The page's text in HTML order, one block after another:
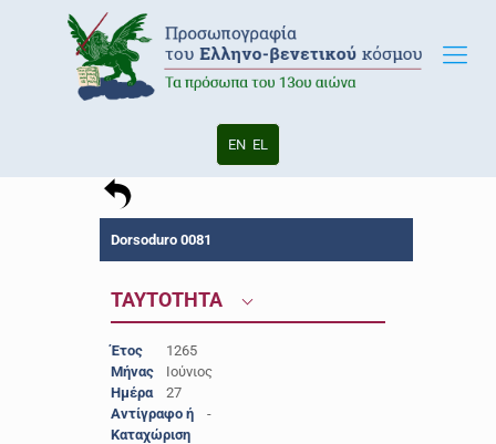
EN EL
Dorsoduro 0081
ΤΑΥΤΟΤΗΤΑ
Έτος
1265
Μήνας
Ιούνιος
Ημέρα
27
Αντίγραφο ή
Καταχώριση
-